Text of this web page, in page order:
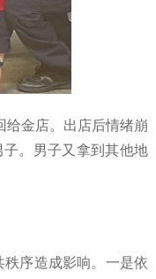
给金店。出店后情绪崩
。男子又拿到其他地
序造成影响。一是依